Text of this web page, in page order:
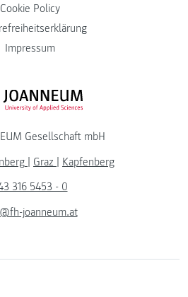
Cookie Policy
Impressum
FH JOANNEUM Logo
Gesellschaft mbH
| Graz | Kapfenberg
316 5453 - 0
joanneum.at